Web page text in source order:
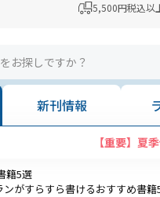
5,500円税込以
新刊情報
【重要】夏
籍5選
ンがすらすら書けるおすすめ書籍